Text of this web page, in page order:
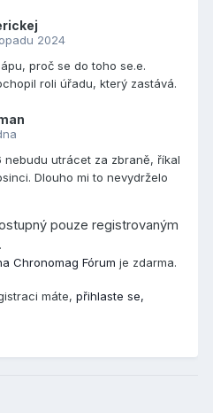
2024
proč se do toho se.e.
roli úřadu, který zastává.
nebudu utrácet za zbraně, říkal
Dlouho mi to nevydrželo
pouze registrovaným
Chronomag Fórum je zdarma.
máte, přihlaste se,